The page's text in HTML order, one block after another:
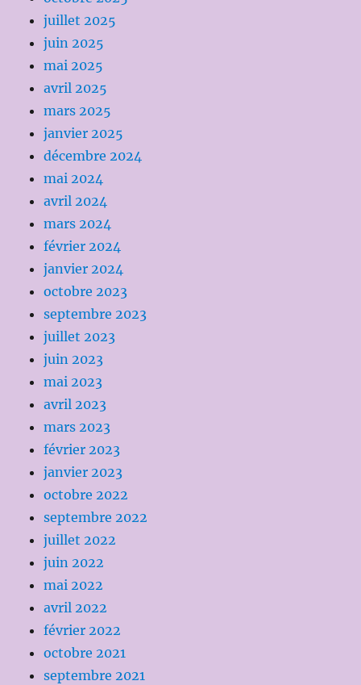
juillet 2025
juin 2025
mai 2025
avril 2025
mars 2025
janvier 2025
décembre 2024
mai 2024
avril 2024
mars 2024
février 2024
janvier 2024
octobre 2023
septembre 2023
juillet 2023
juin 2023
mai 2023
avril 2023
mars 2023
février 2023
janvier 2023
octobre 2022
septembre 2022
juillet 2022
juin 2022
mai 2022
avril 2022
février 2022
octobre 2021
septembre 2021